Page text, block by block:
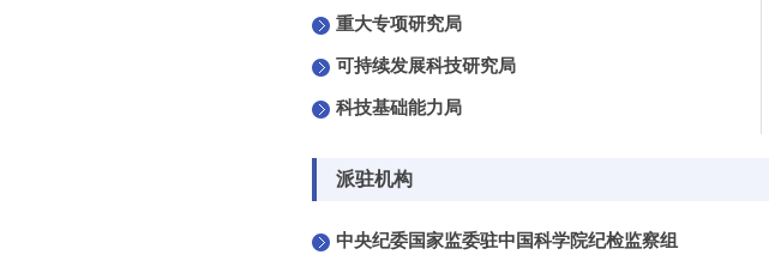
重大专项研究局
可持续发展科技研究局
科技基础能力局
派驻机构
中央纪委国家监委驻中国科学院纪检监察组